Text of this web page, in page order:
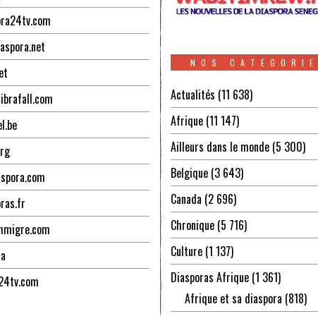
NOS
Actualités (11 638)
Afrique (11 147)
Ailleurs dans le monde (5 300)
Belgique (3 643)
Canada (2 696)
Chronique (5 716)
Culture (1 137)
Diasporas Afrique (1 361)
Afrique et sa diaspora (818)